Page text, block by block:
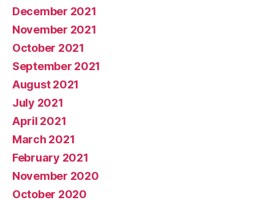
December 2021
November 2021
October 2021
September 2021
August 2021
July 2021
April 2021
March 2021
February 2021
November 2020
October 2020